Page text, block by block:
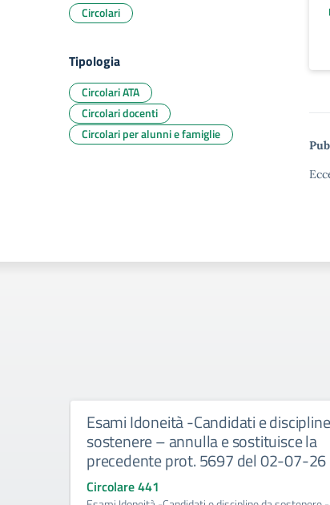
Circolari
Tipologia
Circolari ATA
Circolari docenti
Circolari per alunni e famiglie
Esami Idoneità -Candidati e
sostenere – annulla e sostituisce la
precedente prot. 5697 del 02-07-26
Circolare 441